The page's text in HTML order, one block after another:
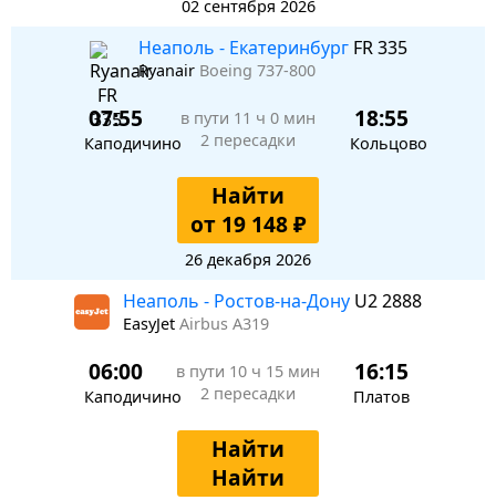
02 сентября 2026
Неаполь - Екатеринбург FR 335
Ryanair Boeing 737-800
07:55
Каподичино
в пути 11 ч 0 мин
2 пересадки
18:55
Кольцово
Найти
от 19 148 ₽
26 декабря 2026
Неаполь - Ростов-на-Дону U2 2888
EasyJet Airbus A319
06:00
Каподичино
в пути 10 ч 15 мин
2 пересадки
16:15
Платов
Найти
Найти